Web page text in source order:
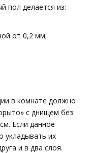
пол делается из:
от 0,2 мм;
в комнате должно
с днищем без
Если данное
укладывать их
и в два слоя.